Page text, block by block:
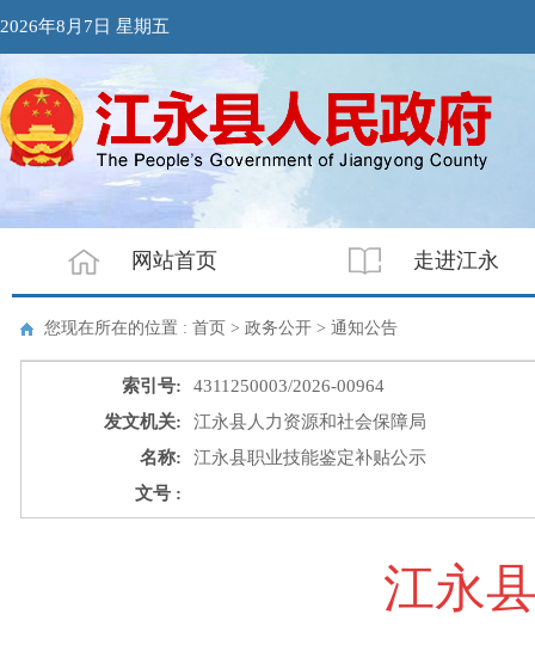
2026年8月7日 星期五
网站首页 走进江永
您现在所在的位置 : 首页 > 政务公开 > 通知公告
索引号:
4311250003/2026-00964
发文机关:
江永县人力资源和社会保障局
名称:
江永县职业技能鉴定补贴公示
文号 :
江永